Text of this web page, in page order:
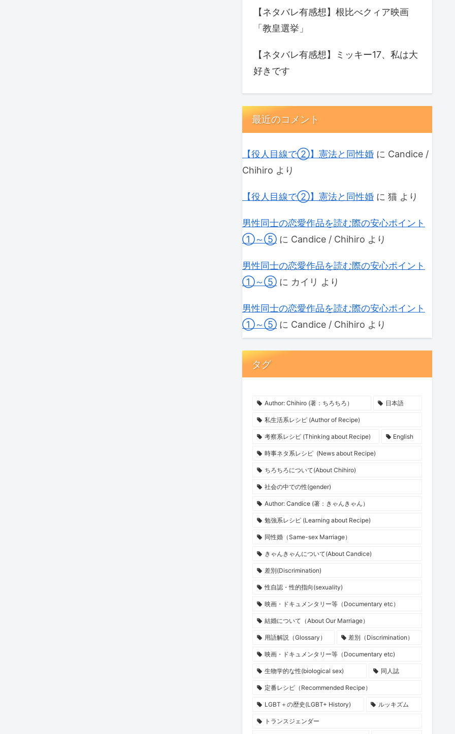
【ネタバレ有感想】根比べクィア映画
「教皇選挙」
【ネタバレ有感想】ミッキー17、私は大
好きです
最近のコメント
【役人目線で②】憲法と同性婚 に Candice /
Chihiro より
【役人目線で②】憲法と同性婚 に 猫 より
男性同士の恋愛作品を読む際の安心ポイント
①～⑤ に Candice / Chihiro より
男性同士の恋愛作品を読む際の安心ポイント
①～⑤ に カイリ より
男性同士の恋愛作品を読む際の安心ポイント
①～⑤ に Candice / Chihiro より
タグ
Author: Chihiro (著：ちろちろ） 日本語
私生活系レシピ (Author of Recipe)
考察系レシピ (Thinking about Recipe) English
時事ネタ系レシピ (News about Recipe)
ちろちろについて(About Chihiro)
社会の中での性(gender)
Author: Candice (著：きゃんきゃん）
勉強系レシピ (Learning about Recipe)
同性婚（Same-sex Marriage）
きゃんきゃんについて(About Candice)
差別(Discrimination)
性自認・性的指向(sexuality)
映画・ドキュメンタリー等（Documentary etc）
結婚について（About Our Marriage）
用語解説（Glossary） 差別（Discrimination）
映画・ドキュメンタリー等（Documentary etc)
生物学的な性(biological sex) 同人誌
定番レシピ（Recommended Recipe）
LGBT＋の歴史(LGBT+ History) ルッキズム
トランスジェンダー